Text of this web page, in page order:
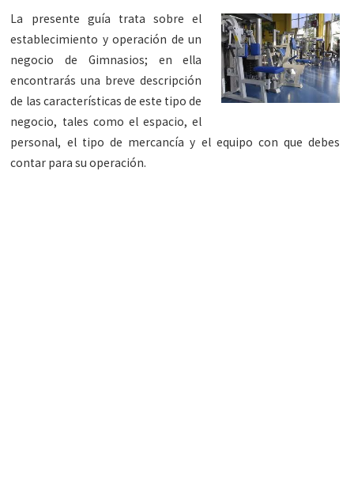
La presente guía trata sobre el
establecimiento y operación de un
negocio de Gimnasios; en ella
encontrarás una breve descripción
de las características de este tipo de
negocio, tales como el espacio, el
personal, el tipo de mercancía y el equipo con que debes
contar para su operación.